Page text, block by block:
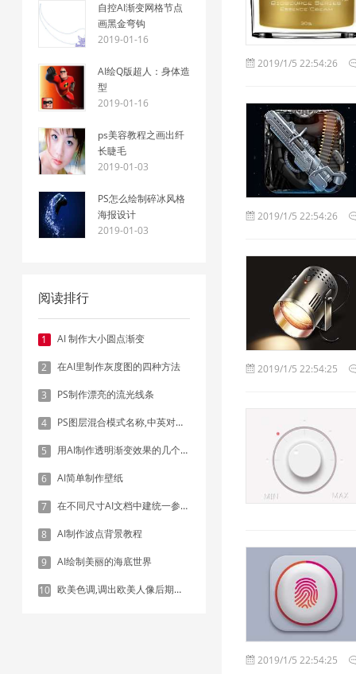
自控AI渐变网格节点
画黑金弯钩
2019-01-16
AI绘Q版超人：身体造
型
2019-01-16
ps美容教程之画出纤
长睫毛
2019-01-03
PS怎么绘制碎冰风格
海报设计
2019-01-03
阅读排行
1 AI 制作大小圆点渐变
2 在AI里制作灰度图的四种方法
3 PS制作漂亮的流光线条
4 PS图层混合模式名称,中英对照表
5 用AI制作透明渐变效果的几个方法
6 AI简单制作壁纸
7 在不同尺寸AI文档中建统一参考线 - 方法1：对齐和分布
8 AI制作波点背景教程
9 AI绘制美丽的海底世界
10 欧美色调,调出欧美人像后期色调实例
2019/1/5 22:54:26
2019/1/5 22:54:26
2019/1/5 22:54:25
2019/1/5 22:54:25